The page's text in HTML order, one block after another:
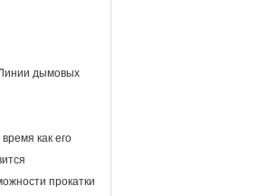
дымовых
как его
прокатки